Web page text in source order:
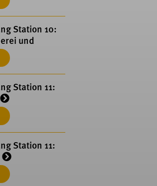
Station 10:
und
Station 11:
Station 11: